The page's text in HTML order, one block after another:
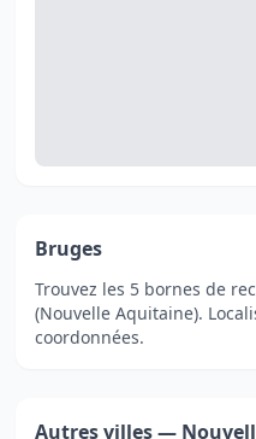
Bruges
Trouvez les 5 bornes de
(Nouvelle Aquitaine).
coordonnées.
Autres villes —